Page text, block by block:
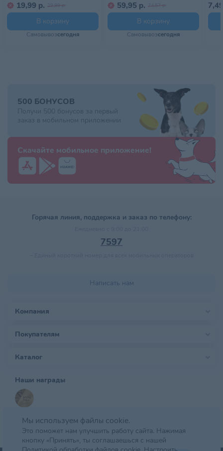
19,99 р. 29,99 р.
В корзину
Самовывозсегодня
59,95 р. 74,57 р.
В корзину
Самовывозсегодня
500 БОНУСОВ
Получи 500 бонусов за первый
заказ в мобильном приложении
Скачайте мобильное приложение!
Горячая линия, поддержка и заказ по телефону:
7597
Написать нам
Компания
Покупателям
Каталог
Наши награды
Мы используем файлы cookie.
Это поможет нам улучшить работу сайта. Нажимая
кнопку «Принять», ты соглашаешься с нашей